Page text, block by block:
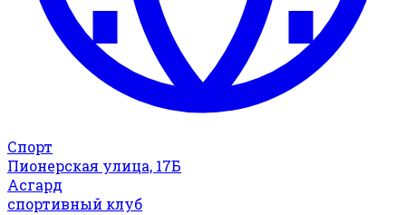
Спорт
Пионерская улица, 17Б
Асгард
спортивный клуб